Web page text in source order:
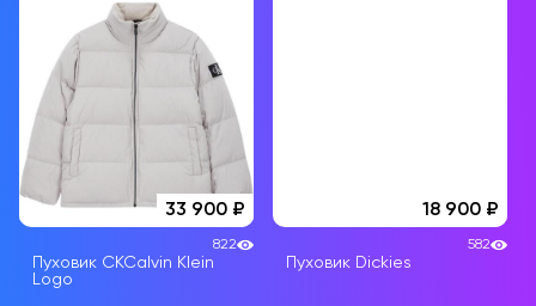
33 900
Пуховик CKCalvin Klein
Logo
822
18 900
Пуховик Dickies
582